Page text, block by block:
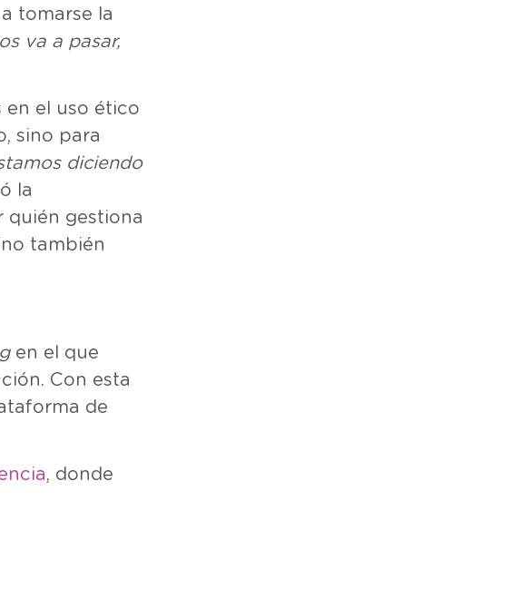
tomarse la
va a pasar,
en el uso ético
sino para
diciendo
la
quién gestiona
también
en el que
Con esta
de
, donde